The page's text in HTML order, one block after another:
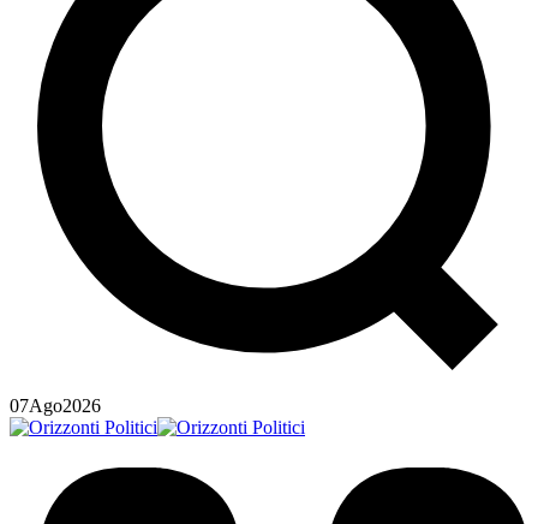
07Ago2026